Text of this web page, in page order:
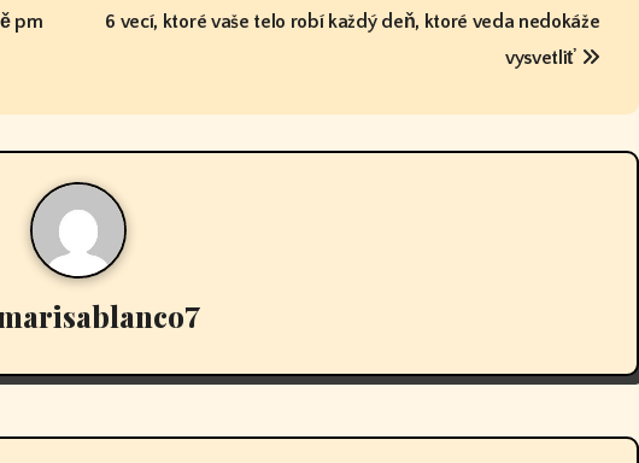
pm
6 vecí, ktoré vaše telo robí každý deň, ktoré veda nedokáže
vysvetliť